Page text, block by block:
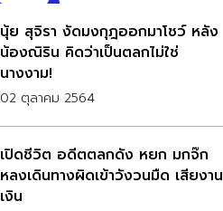
นุ้ย สุจิรา งัดมงกุฎออกมาโชว์ หลัง
น้องณิริน คิดว่าเป็นตลกไม่ใช่
นางงาม!
02 ตุลาคม 2564
เปิดชีวิต อดีตตลกดัง หยก มกจ๊ก
หลงเดินทางผิดเข้าวังวนมืด เสียงาน
เงิน